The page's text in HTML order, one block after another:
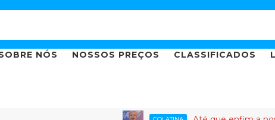
NÓS NOSSOS PREÇOS CLASSIFICADOS